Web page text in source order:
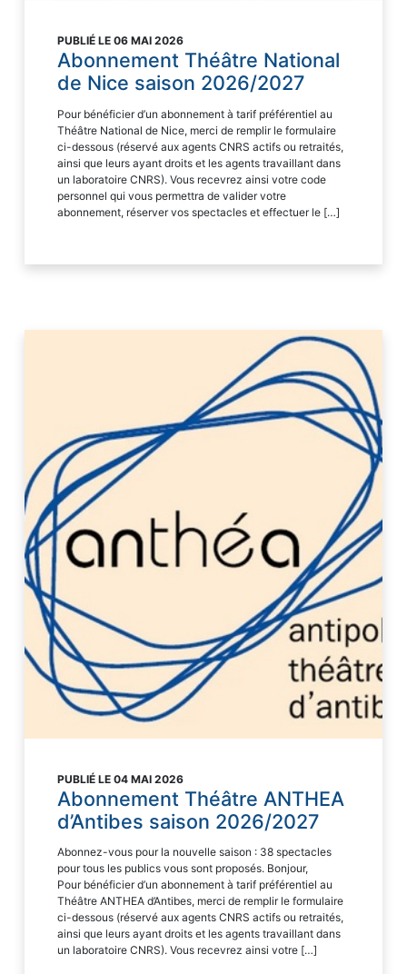
PUBLIÉ LE 06 MAI 2026
Abonnement Théâtre National
de Nice saison 2026/2027
Pour bénéficier d’un abonnement à tarif préférentiel au
Théâtre National de Nice, merci de remplir le formulaire
ci-dessous (réservé aux agents CNRS actifs ou retraités,
ainsi que leurs ayant droits et les agents travaillant dans
un laboratoire CNRS). Vous recevrez ainsi votre code
personnel qui vous permettra de valider votre
abonnement, réserver vos spectacles et effectuer le […]
PUBLIÉ LE 04 MAI 2026
Abonnement Théâtre ANTHEA
d’Antibes saison 2026/2027
Abonnez-vous pour la nouvelle saison : 38 spectacles
pour tous les publics vous sont proposés. ​Bonjour,
Pour bénéficier d’un abonnement à tarif préférentiel au
Théâtre ANTHEA d’Antibes, merci de remplir le formulaire
ci-dessous (réservé aux agents CNRS actifs ou retraités,
ainsi que leurs ayant droits et les agents travaillant dans
un laboratoire CNRS). Vous recevrez ainsi votre […]